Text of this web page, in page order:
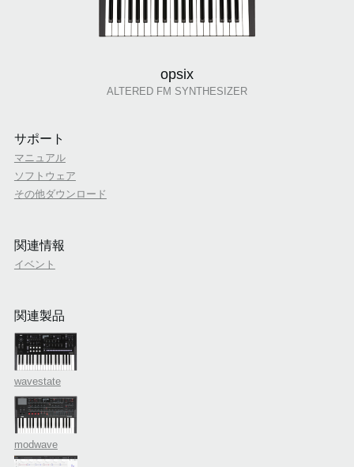
opsix
ALTERED FM SYNTHESIZER
サポート
マニュアル
ソフトウェア
その他ダウンロード
関連情報
イベント
関連製品
wavestate
modwave